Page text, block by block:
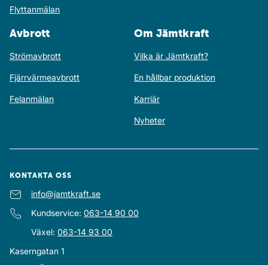
Flyttanmälan
Avbrott
Strömavbrott
Fjärrvärmeavbrott
Felanmälan
Om Jämtkraft
Vilka är Jämtkraft?
En hållbar produktion
Karriär
Nyheter
KONTAKTA OSS
E-post:
info@jamtkraft.se
Kundservice: 063-14 90 00
Växel: 063-14 93 00
Kaserngatan 1